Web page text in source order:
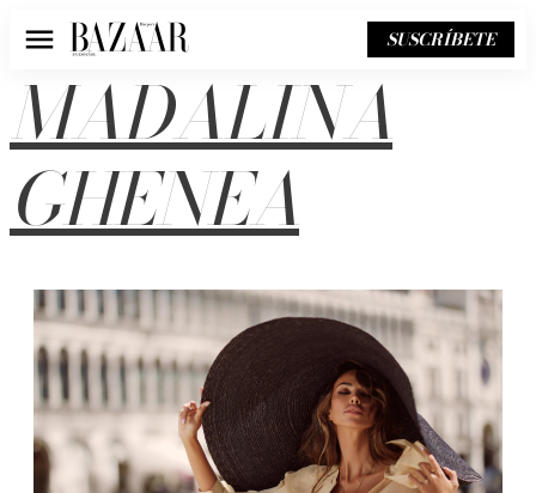
Menú SUSCRÍBETE
MADALINA
GHENEA